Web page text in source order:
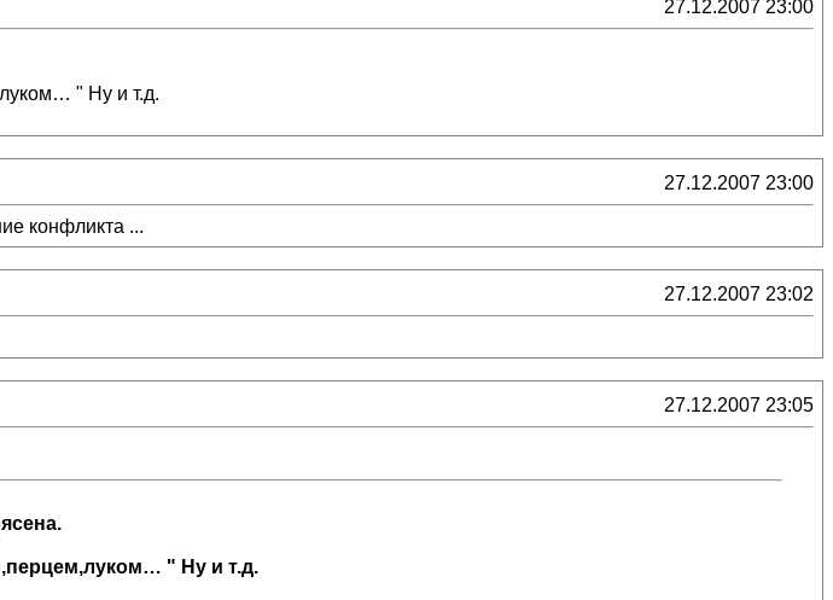
27.12.2007 23:00
" Ну и т.д.
27.12.2007 23:00
конфликта ...
27.12.2007 23:02
27.12.2007 23:05
" Ну и т.д.